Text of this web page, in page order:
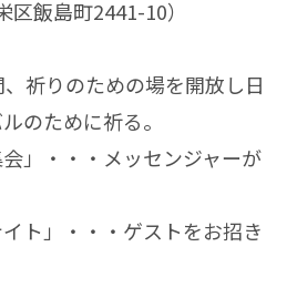
区飯島町2441-10）
祈りのための場を開放し日
のために祈る。
会」・・・メッセンジャーが
イト」・・・ゲストをお招き